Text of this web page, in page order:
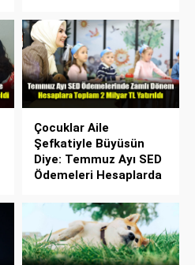
Çocuklar Aile
Şefkatiyle Büyüsün
Diye: Temmuz Ayı SED
Ödemeleri Hesaplarda